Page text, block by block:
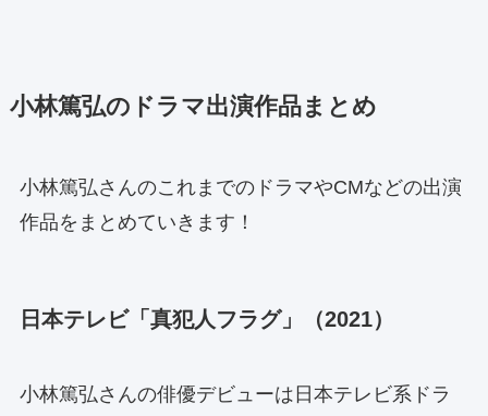
小林篤弘のドラマ出演作品まとめ
小林篤弘さんのこれまでのドラマやCMなどの出演
作品をまとめていきます！
日本テレビ「真犯人フラグ」（2021）
小林篤弘さんの俳優デビューは日本テレビ系ドラ